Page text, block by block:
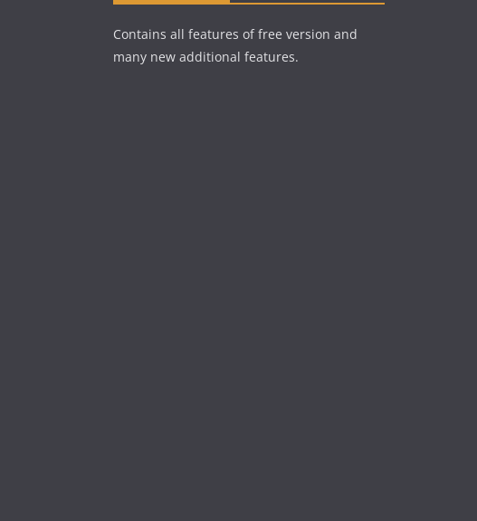
Contains all features of free version and
many new additional features.